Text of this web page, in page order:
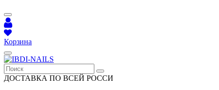
Корзина
ДОСТАВКА ПО ВСЕЙ РОССИ